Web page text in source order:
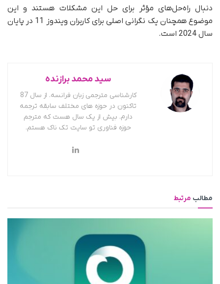
دنبال راه‌حل‌های مؤثر برای حل این مشکلات هستند و این
موضوع همچنان یک نگرانی اصلی برای کاربران ویندوز 11 در پایان
سال 2024 است.
سید محمد برازنده
کارشناسی مترجمی زبان فرانسه. از سال 87
تاکنون در حوزه های مختلف سابقه ترجمه
دارم. بیش از یک سال هست که مترجم
حوزه فناوری تو سایت تک ناک هستم.
مطالب مرتبط